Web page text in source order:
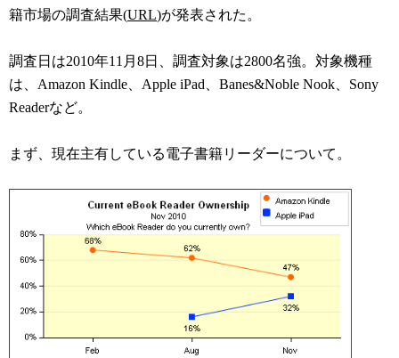
籍市場の調査結果(URL)が発表された。
調査日は2010年11月8日、調査対象は2800名強。対象機種
は、Amazon Kindle、Apple iPad、Banes&Noble Nook、Sony
Readerなど。
まず、現在主有している電子書籍リーダーについて。